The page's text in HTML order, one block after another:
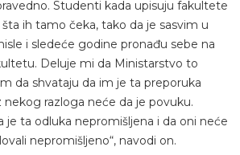
Studenti kada upisuju fakultete
ih tamo čeka, tako da je sasvim u
i sledeće godine pronađu sebe na
Deluje mi da Ministarstvo to
da shvataju da im je ta preporuka
nekog razloga neće da je povuku.
je ta odluka nepromišljena i da oni neće
nepromišljeno“, navodi on.